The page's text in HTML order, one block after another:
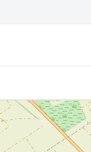
Divčibare